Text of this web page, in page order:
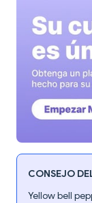
CONSEJO
Yellow bell